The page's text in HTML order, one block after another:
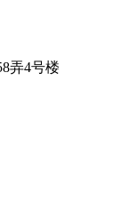
弄4号楼